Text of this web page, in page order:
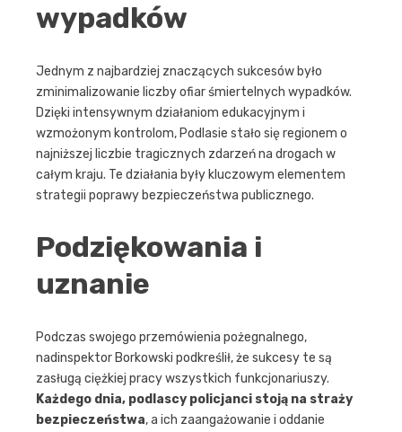
wypadków
Jednym z najbardziej znaczących sukcesów było
zminimalizowanie liczby ofiar śmiertelnych wypadków.
Dzięki intensywnym działaniom edukacyjnym i
wzmożonym kontrolom, Podlasie stało się regionem o
najniższej liczbie tragicznych zdarzeń na drogach w
całym kraju. Te działania były kluczowym elementem
strategii poprawy bezpieczeństwa publicznego.
Podziękowania i
uznanie
Podczas swojego przemówienia pożegnalnego,
nadinspektor Borkowski podkreślił, że sukcesy te są
zasługą ciężkiej pracy wszystkich funkcjonariuszy.
Każdego dnia, podlascy policjanci stoją na straży
bezpieczeństwa, a ich zaangażowanie i oddanie